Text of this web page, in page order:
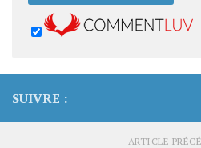
SUIVRE :
ARTICLE